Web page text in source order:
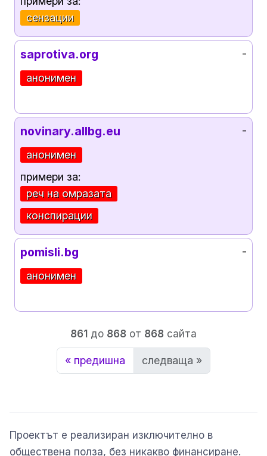
сензации
saprotiva.org
анонимен
-
novinary.allbg.eu
анонимен
примери за:
реч на омразата
конспирации
-
pomisli.bg
анонимен
-
861 до 868 от 868 сайта
« предишна следваща »
Проектът е реализиран изключително в
обществена полза, без никакво финансиране.